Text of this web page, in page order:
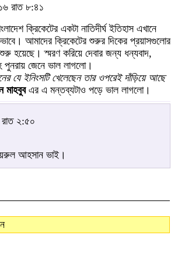
রাত ৮:৪১
ক্রিকেটের একটা নাতিদীর্ঘ ইতিহাস এখানে
আমাদের ক্রিকেটের শুরুর দিকের প্রয়াসগুলোর
হয়েছে। স্মরণ করিয়ে দেবার জন্য ধন্যবাদ,
পুনরায় জেনে ভাল লাগলো।
যে ইনিংসটি খেলেছেন তার ওপরেই দাঁড়িয়ে আছে
মাহবুবএর এ মন্তব্যটাও পড়ে ভাল লাগলো।
২:৫০
আহসান ভাই।